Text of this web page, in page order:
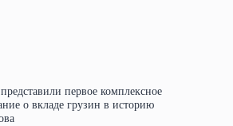
первое комплексное
о вкладе грузин в историю